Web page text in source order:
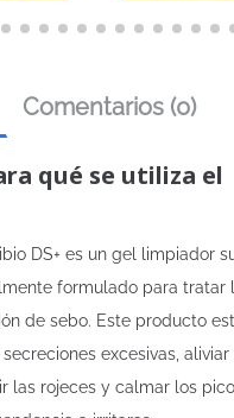
Comentarios (0)
qué se utiliza el
DS+ es un gel limpiador
formulado para tratar
de sebo. Este producto
excesivas, aliviar
las rojeces y calmar los